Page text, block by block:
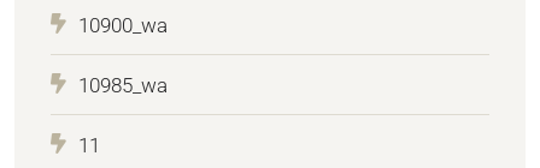
10900_wa
10985_wa
11